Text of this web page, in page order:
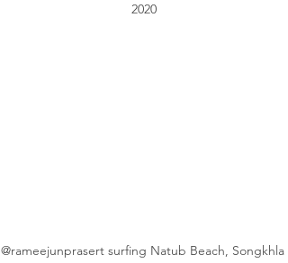
2020
@rameejunprasert surfing Natub Beach, Songkhla